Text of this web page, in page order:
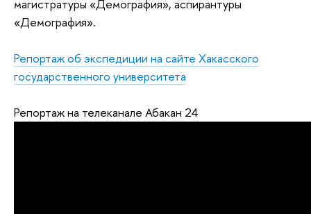
магистратуры «Демография», аспирантуры
«Демография».
Репортаж об экспедиции на сайте Хакасского
государственного университета
Репортаж на телеканале Абакан 24